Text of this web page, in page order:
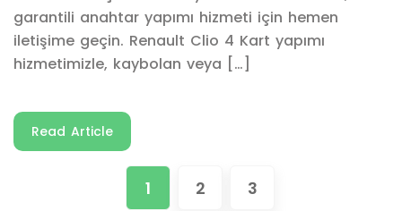
garantili anahtar yapımı hizmeti için hemen
iletişime geçin. Renault Clio 4 Kart yapımı
hizmetimizle, kaybolan veya […]
Read Article
1 2 3